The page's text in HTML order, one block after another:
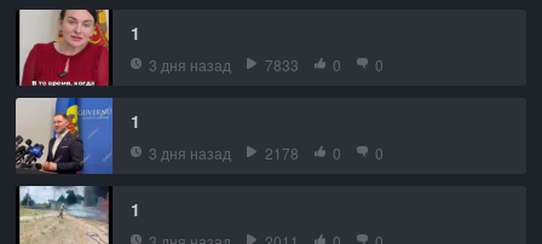
1
3 дня назад 7833 0 0
1
3 дня назад 2178 0 0
1